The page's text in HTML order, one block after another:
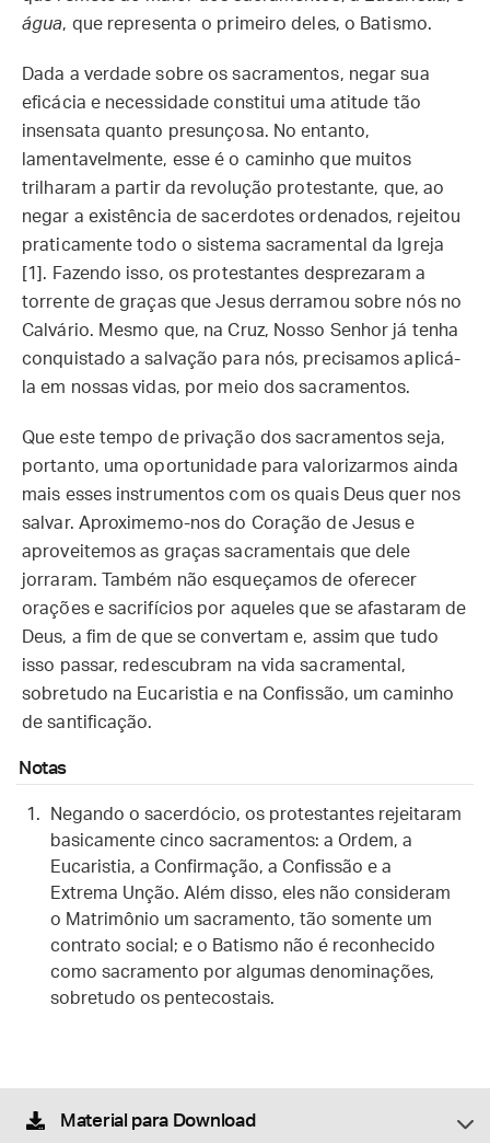
água, que representa o primeiro deles, o Batismo.
Dada a verdade sobre os sacramentos, negar sua
eficácia e necessidade constitui uma atitude tão
insensata quanto presunçosa. No entanto,
lamentavelmente, esse é o caminho que muitos
trilharam a partir da revolução protestante, que, ao
negar a existência de sacerdotes ordenados, rejeitou
praticamente todo o sistema sacramental da Igreja
[1]. Fazendo isso, os protestantes desprezaram a
torrente de graças que Jesus derramou sobre nós no
Calvário. Mesmo que, na Cruz, Nosso Senhor já tenha
conquistado a salvação para nós, precisamos aplicá-
la em nossas vidas, por meio dos sacramentos.
Que este tempo de privação dos sacramentos seja,
portanto, uma oportunidade para valorizarmos ainda
mais esses instrumentos com os quais Deus quer nos
salvar. Aproximemo-nos do Coração de Jesus e
aproveitemos as graças sacramentais que dele
jorraram. Também não esqueçamos de oferecer
orações e sacrifícios por aqueles que se afastaram de
Deus, a fim de que se convertam e, assim que tudo
isso passar, redescubram na vida sacramental,
sobretudo na Eucaristia e na Confissão, um caminho
de santificação.
Notas
Negando o sacerdócio, os protestantes rejeitaram
basicamente cinco sacramentos: a Ordem, a
Eucaristia, a Confirmação, a Confissão e a
Extrema Unção. Além disso, eles não consideram
o Matrimônio um sacramento, tão somente um
contrato social; e o Batismo não é reconhecido
como sacramento por algumas denominações,
sobretudo os pentecostais.
Material para Download